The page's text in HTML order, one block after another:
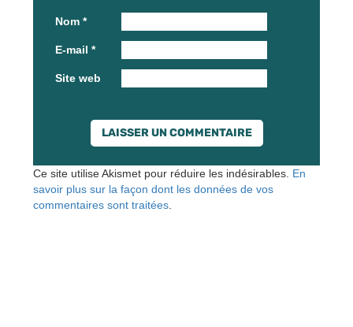
Nom *
E-mail *
Site web
Ce site utilise Akismet pour réduire les indésirables. En
savoir plus sur la façon dont les données de vos
commentaires sont traitées